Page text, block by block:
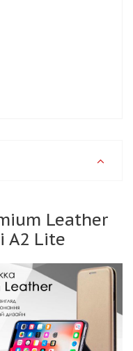
Leather
A2 Lite